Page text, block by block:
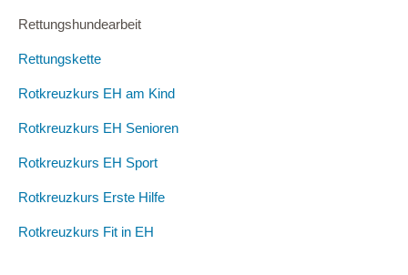
Rettungshundearbeit
Rettungskette
Rotkreuzkurs EH am Kind
Rotkreuzkurs EH Senioren
Rotkreuzkurs EH Sport
Rotkreuzkurs Erste Hilfe
Rotkreuzkurs Fit in EH